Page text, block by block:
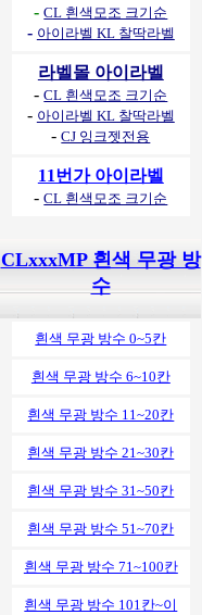
-CL 흰색모조 크기순
- 아이라벨 KL 찰딱라벨
라벨몰 아이라벨
-CL 흰색모조 크기순
- 아이라벨 KL 찰딱라벨
-CJ 잉크젯전용
11번가 아이라벨
-CL 흰색모조 크기순
CLxxxMP 흰색 무광 방
수
흰색 무광 방수 0~5칸
흰색 무광 방수 6~10칸
흰색 무광 방수 11~20칸
흰색 무광 방수 21~30칸
흰색 무광 방수 31~50칸
흰색 무광 방수 51~70칸
흰색 무광 방수 71~100칸
흰색 무광 방수 101칸~이